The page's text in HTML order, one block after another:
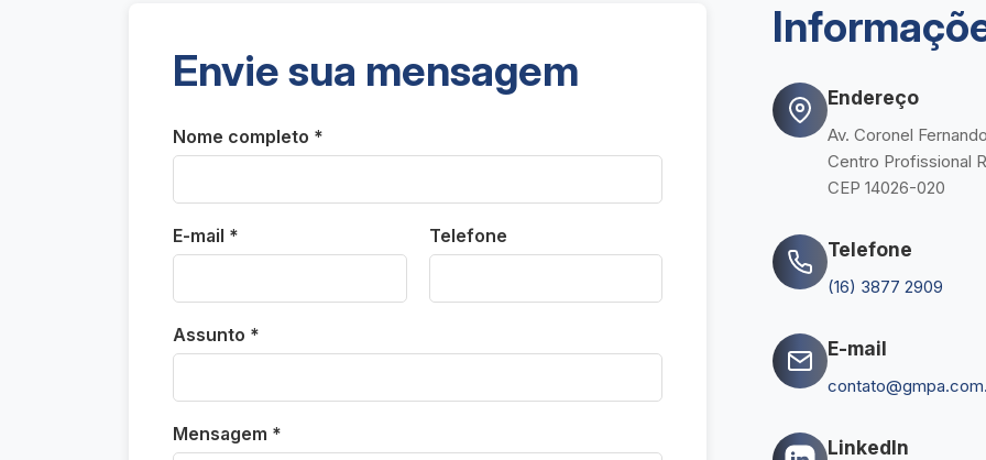
Envie sua mensagem
Nome completo *
E-mail * Telefone
Assunto *
Mensagem *
Endereço
Av. Coronel
Centro Profissional
CEP 14026-020
Telefone
(16) 3877 2909
E-mail
LinkedIn